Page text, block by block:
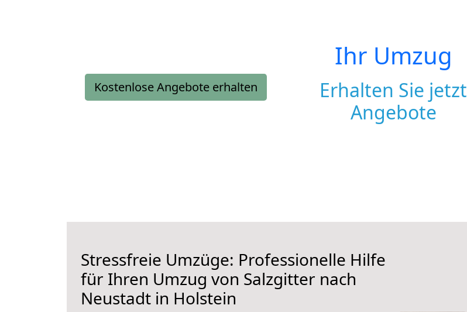
Kostenlose Angebote erhalten
Ihr Umzug
Erhalten Sie jetzt
Angebote
Stressfreie Umzüge: Professionelle Hilfe
für Ihren Umzug von Salzgitter nach
Neustadt in Holstein